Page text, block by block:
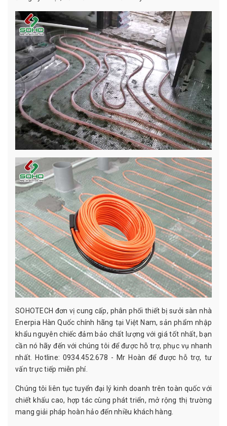
SOHOTECH đơn vị cung cấp, phân phối thiết bị sưởi sàn nhà
Enerpia Hàn Quốc chính hãng tại Việt Nam, sản phẩm nhập
khẩu nguyên chiếc đảm bảo chất lượng với giá tốt nhất, bạn
cần nó hãy đến với chúng tôi để được hỗ trợ, phục vụ nhanh
nhất. Hotline: 0934.452.678 - Mr Hoàn để được hỗ trợ, tư
vấn trực tiếp miễn phí.
Chúng tôi liên tục tuyển đại lý kinh doanh trên toàn quốc với
chiết khấu cao, hợp tác cùng phát triển, mở rộng thị trường
mang giải pháp hoàn hảo đến nhiều khách hàng.